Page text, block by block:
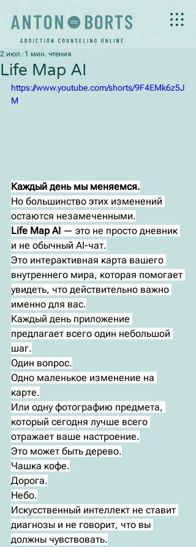
Life Map AI
2 июл. 1 мин. чтения
https://www.youtube.com/shorts/9F4EMk6z5J
M
Каждый день мы меняемся.
Но большинство этих изменений
остаются незамеченными.
Life Map AI — это не просто дневник
и не обычный AI-чат.
Это интерактивная карта вашего
внутреннего мира, которая помогает
увидеть, что действительно важно
именно для вас.
Каждый день приложение
предлагает всего один небольшой
шаг.
Один вопрос.
Одно маленькое изменение на
карте.
Или одну фотографию предмета,
который сегодня лучше всего
отражает ваше настроение.
Это может быть дерево.
Чашка кофе.
Дорога.
Небо.
Искусственный интеллект не ставит
диагнозы и не говорит, что вы
должны чувствовать.